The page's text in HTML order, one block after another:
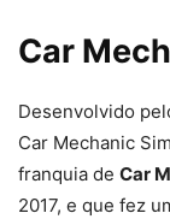
Car
Desenvolvido
Car Mechanic
franquia de Car
2017, e que fez